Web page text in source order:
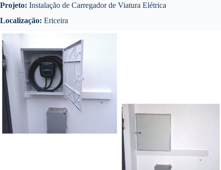
Projeto: Instalação de Carregador de Viatura Elétrica
Localização: Ericeira